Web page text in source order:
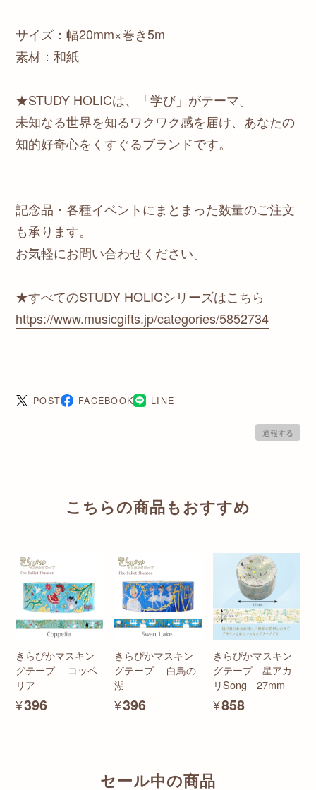
サイズ：幅20mm×巻き5m
素材：和紙
★STUDY HOLICは、「学び」がテーマ。
未知なる世界を知るワクワク感を届け、あなたの
知的好奇心をくすぐるブランドです。
記念品・各種イベントにまとまった数量のご注文
も承ります。
お気軽にお問い合わせください。
★すべてのSTUDY HOLICシリーズはこちら
https://www.musicgifts.jp/categories/5852734
POST FACEBOOK LINE
通報する
こちらの商品もおすすめ
きらぴかマスキン
グテープ コッペ
リア
¥396
きらぴかマスキン
グテープ 白鳥の
湖
¥396
きらぴかマスキン
グテープ 星アカ
リSong 27mm
¥858
セール中の商品